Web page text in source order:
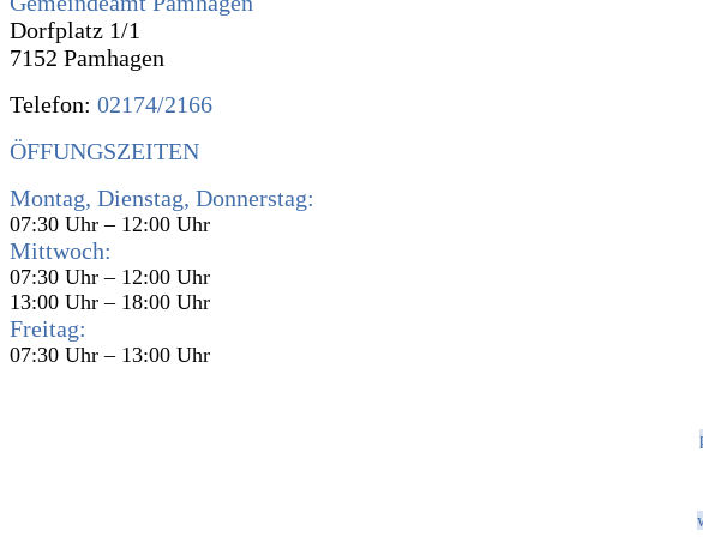
Dorfplatz 1/1
7152 Pamhagen
Telefon: 02174/2166
ÖFFUNGSZEITEN
Montag, Dienstag, Donnerstag:
07:30 Uhr – 12:00 Uhr
Mittwoch:
07:30 Uhr – 12:00 Uhr
13:00 Uhr – 18:00 Uhr
Freitag:
07:30 Uhr – 13:00 Uhr